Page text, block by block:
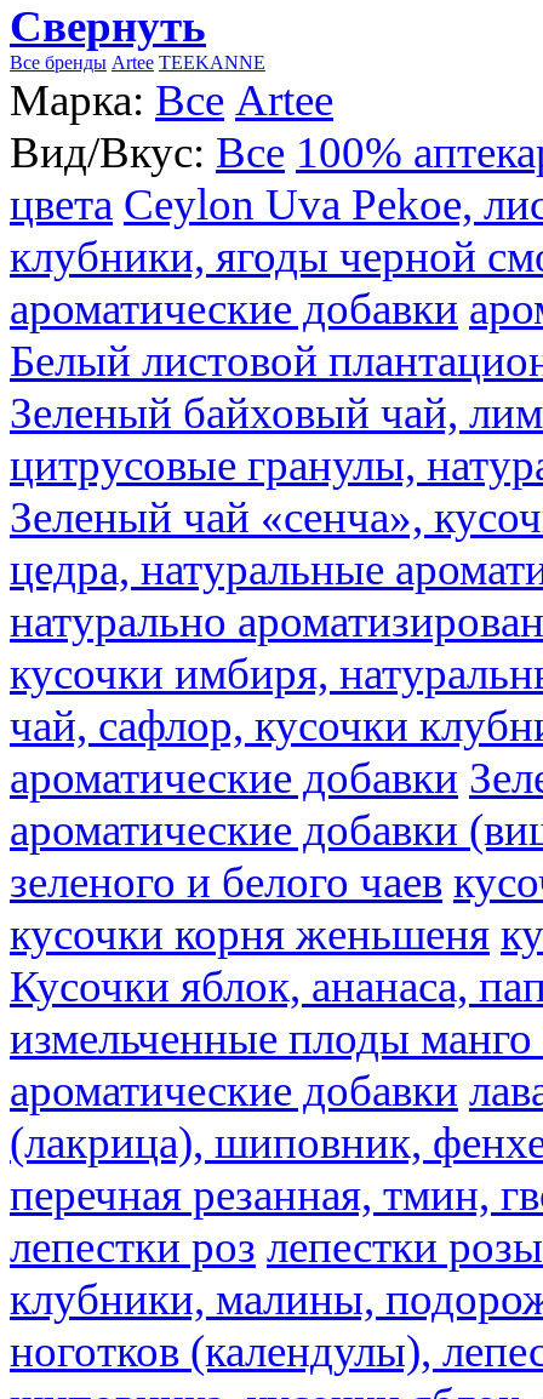
Свернуть
Все бренды Artee TEEKANNE
Марка: Все Artee
Вид/Вкус: Все 100%
цвета Ceylon Uva Pekoe,
клубники, ягоды черной
ароматические добавки
Белый листовой
Зеленый байховый чай,
цитрусовые гранулы,
Зеленый чай «сенча»,
цедра, натуральные
натурально
кусочки имбиря,
чай, сафлор, кусочки
ароматические добавки
ароматические добавки
зеленого и белого чаев
кусочки корня женьшеня
Кусочки яблок, ананаса,
измельченные плоды
ароматические добавки
(лакрица), шиповник,
перечная резанная, тмин,
лепестки роз лепестки розы
клубники, малины,
ноготков (календулы),